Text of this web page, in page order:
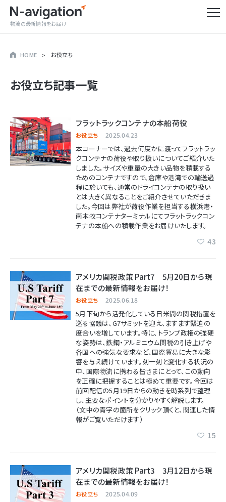
物流の最新情報をお届け
HOME お役立ち
お役立ち記事一覧
フラットラックコンテナの本船荷役
お役立ち 2025.04.23
本コーナーでは、過去何度かに渡ってフラットラッ
クコンテナの荷役や取り扱いについてご紹介いた
しました。サイズや重量の大きい品物を積載する
ためのコンテナですので、倉庫や港湾での輸送過
程に於いても、通常のドライコンテナの取り扱い
とは大きく異なることをご紹介させていただきま
した。今回は弊社が荷役作業を担当する横浜港・
南本牧コンテナターミナルにてフラットラックコン
テナの本船への積載作業をお届けいたします。
43
アメリカ関税政策 Part7 5月20日から現
在までの最新情報をお届け！
お役立ち 2025.06.18
5月下旬から活発化している日米間の関税措置を
巡る協議は、G7サミットを迎え、ますます緊迫の
度合いを増しています。特に、トランプ政権の強硬
な姿勢は、鉄鋼・アルミニウム関税の引き上げや
各国への強気な要求など、国際貿易に大きな影
響を与え続けています。刻一刻と変化する状況の
中、国際物流に携わる皆さまにとって、この動向
を正確に把握することは極めて重要です。今回は
前回配信の5月19日からの動きを時系列で整理
し、主要なポイントを分かりやすく解説します。
（文中の青字の箇所をクリック頂くと、関連した情
報がご覧いただけます）
15
アメリカ関税政策 Part3 3月12日から現
在までの最新情報をお届け！
お役立ち 2025.04.09